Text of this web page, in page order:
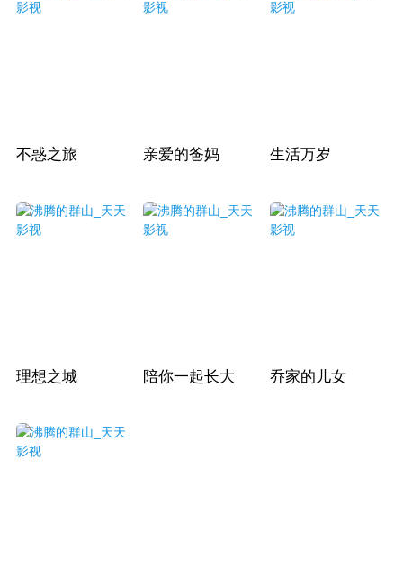
不惑之旅 亲爱的爸妈 生活万岁
理想之城 陪你一起长大 乔家的儿女